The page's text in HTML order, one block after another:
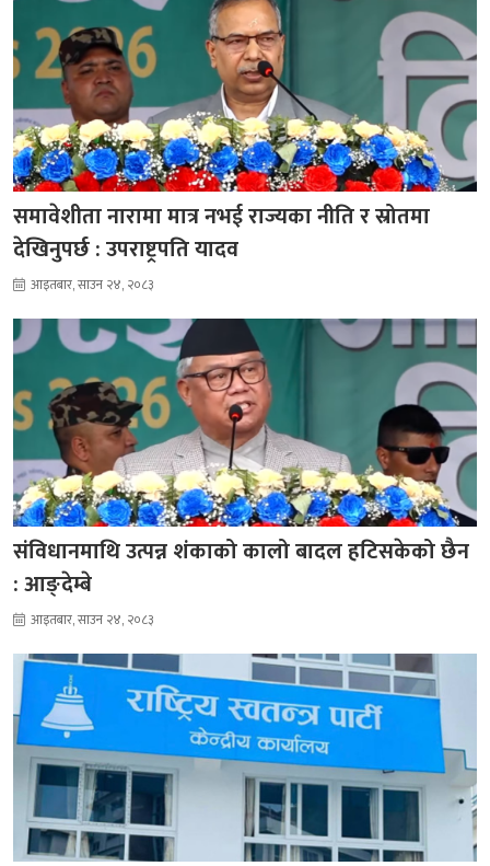
समावेशीता नारामा मात्र नभई राज्यका नीति र स्रोतमा
देखिनुपर्छ : उपराष्ट्रपति यादव
आइतबार, साउन २४, २०८३
संविधानमाथि उत्पन्न शंकाको कालो बादल हटिसकेको छैन
: आङ्देम्बे
आइतबार, साउन २४, २०८३